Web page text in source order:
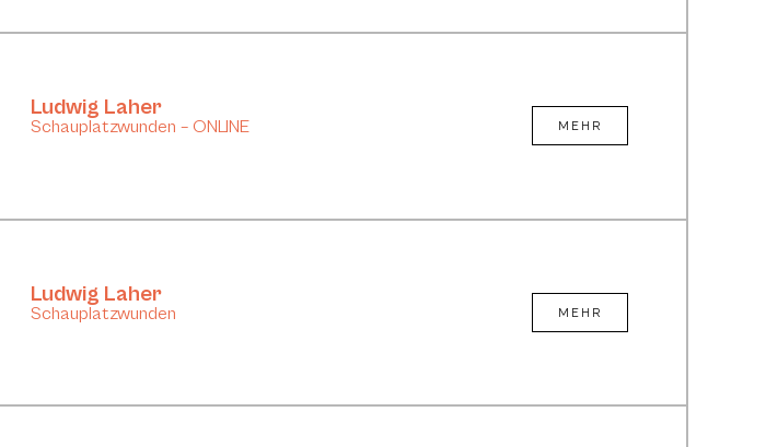
Ludwig Laher
Schauplatzwunden – ONLINE MEHR
Ludwig Laher
Schauplatzwunden MEHR